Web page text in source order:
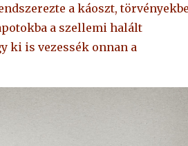
a káoszt,
a szellemi halált
ki is vezessék onnan a